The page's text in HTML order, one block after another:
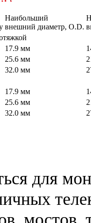
Наибольший
внешний диаметр, O.D.
17.9 мм
25.6 мм
32.0 мм
17.9 мм
25.6 мм
32.0 мм
для